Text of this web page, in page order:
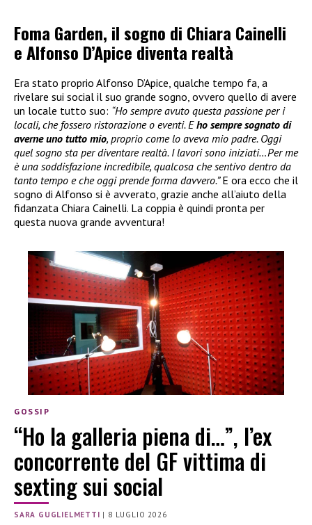
Foma Garden, il sogno di Chiara Cainelli
e Alfonso D’Apice diventa realtà
Era stato proprio Alfonso D’Apice, qualche tempo fa, a
rivelare sui social il suo grande sogno, ovvero quello di avere
un locale tutto suo: “Ho sempre avuto questa passione per i
locali, che fossero ristorazione o eventi. Eho sempre sognato di
averne uno tutto mio, proprio come lo aveva mio padre. Oggi
quel sogno sta per diventare realtà. I lavori sono iniziati…Per me
è una soddisfazione incredibile, qualcosa che sentivo dentro da
tanto tempo e che oggi prende forma davvero.”E ora ecco che il
sogno di Alfonso si è avverato, grazie anche all’aiuto della
fidanzata Chiara Cainelli. La coppia è quindi pronta per
questa nuova grande avventura!
GOSSIP
“Ho la galleria piena di…”, l’ex
concorrente del GF vittima di
sexting sui social
SARA GUGLIELMETTI | 8 LUGLIO 2026